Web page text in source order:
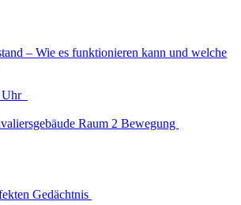
– Wie es funktionieren kann und welche
Uhr
Raum 2 Bewegung
Gedächtnis